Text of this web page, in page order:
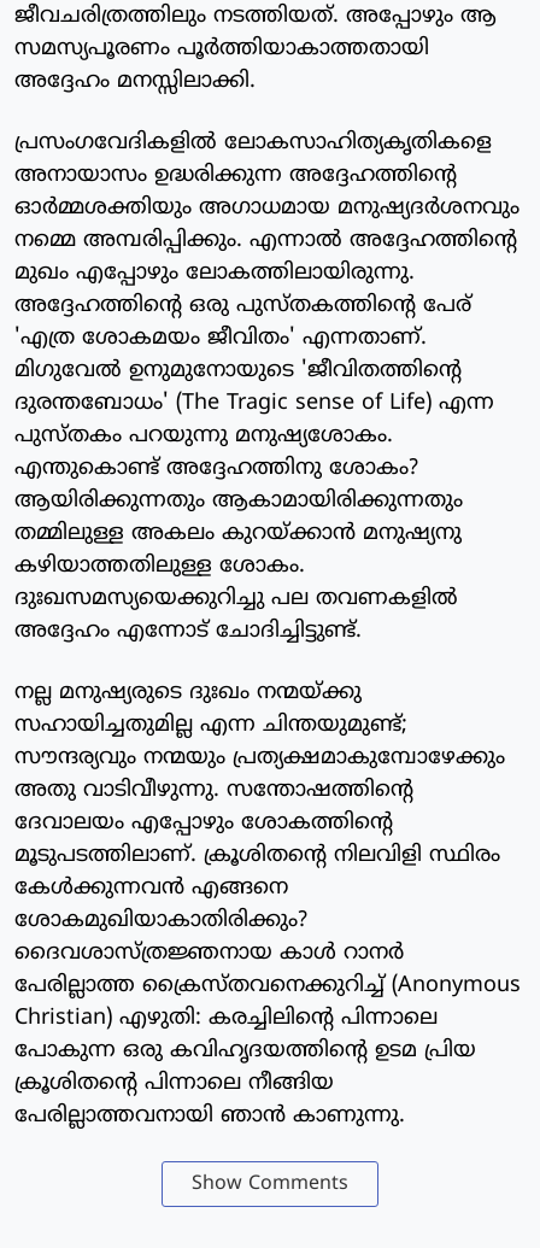
ജീവചരിത്രത്തിലും നടത്തിയത്. അപ്പോഴും ആ
സമസ്യപൂരണം പൂര്‍ത്തിയാകാത്തതായി
അദ്ദേഹം മനസ്സിലാക്കി.
പ്രസംഗവേദികളില്‍ ലോകസാഹിത്യകൃതികളെ
അനായാസം ഉദ്ധരിക്കുന്ന അദ്ദേഹത്തിന്റെ
ഓര്‍മ്മശക്തിയും അഗാധമായ മനുഷ്യദര്‍ശനവും
നമ്മെ അമ്പരിപ്പിക്കും. എന്നാല്‍ അദ്ദേഹത്തിന്റെ
മുഖം എപ്പോഴും ലോകത്തിലായിരുന്നു.
അദ്ദേഹത്തിന്റെ ഒരു പുസ്തകത്തിന്റെ പേര്
'എത്ര ശോകമയം ജീവിതം' എന്നതാണ്.
മിഗുവേല്‍ ഉനുമുനോയുടെ 'ജീവിതത്തിന്റെ
ദുരന്തബോധം' (The Tragic sense of Life) എന്ന
പുസ്തകം പറയുന്നു മനുഷ്യശോകം.
എന്തുകൊണ്ട് അദ്ദേഹത്തിനു ശോകം?
ആയിരിക്കുന്നതും ആകാമായിരിക്കുന്നതും
തമ്മിലുള്ള അകലം കുറയ്ക്കാന്‍ മനുഷ്യനു
കഴിയാത്തതിലുള്ള ശോകം.
ദുഃഖസമസ്യയെക്കുറിച്ചു പല തവണകളില്‍
അദ്ദേഹം എന്നോട് ചോദിച്ചിട്ടുണ്ട്.
നല്ല മനുഷ്യരുടെ ദുഃഖം നന്മയ്ക്കു
സഹായിച്ചതുമില്ല എന്ന ചിന്തയുമുണ്ട്;
സൗന്ദര്യവും നന്മയും പ്രത്യക്ഷമാകുമ്പോഴേക്കും
അതു വാടിവീഴുന്നു. സന്തോഷത്തിന്റെ
ദേവാലയം എപ്പോഴും ശോകത്തിന്റെ
മൂടുപടത്തിലാണ്. ക്രൂശിതന്റെ നിലവിളി സ്ഥിരം
കേള്‍ക്കുന്നവന്‍ എങ്ങനെ
ശോകമുഖിയാകാതിരിക്കും?
ദൈവശാസ്ത്രജ്ഞനായ കാള്‍ റാനര്‍
പേരില്ലാത്ത ക്രൈസ്തവനെക്കുറിച്ച് (Anonymous
Christian) എഴുതി: കരച്ചിലിന്റെ പിന്നാലെ
പോകുന്ന ഒരു കവിഹൃദയത്തിന്റെ ഉടമ പ്രിയ
ക്രൂശിതന്റെ പിന്നാലെ നീങ്ങിയ
പേരില്ലാത്തവനായി ഞാന്‍ കാണുന്നു.
Show Comments